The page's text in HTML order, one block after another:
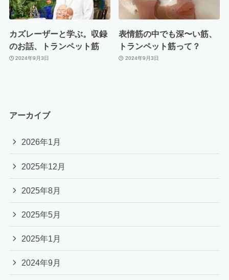
カズレーザーと学ぶ。収録
のお話、トランペット筋
2024年9月3日
表情筋の中でも深〜い筋、
トランペット筋って？
2024年9月3日
アーカイブ
2026年1月
2025年12月
2025年8月
2025年5月
2025年1月
2024年9月